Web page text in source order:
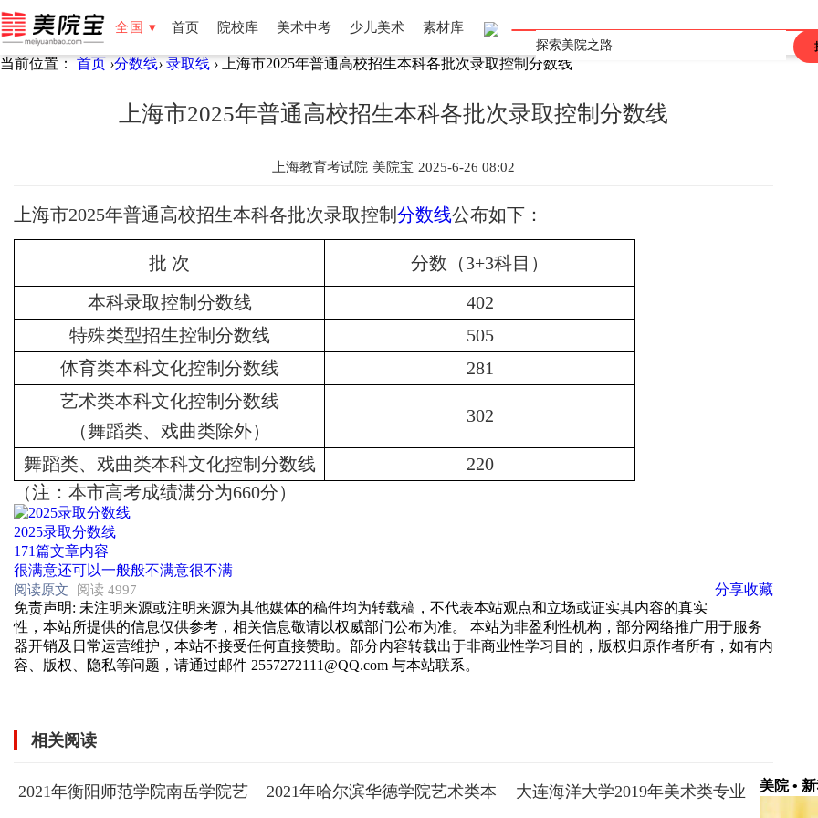
全国 ▾
全国 北京 天津 上海 重庆 辽宁 吉林
云南
新疆 宁夏 西藏 香港 澳门 台湾
首页 院校库 美术中考 少儿美术 素材库
当前位置： 首页 ›分数线› 录取线 › 上海市2025年普通高校招生本科各批次录取控制分数线
上海市2025年普通高校招生本科各批次录取控制分数线
上海教育考试院 美院宝 2025-6-26 08:02
上海市2025年普通高校招生本科各批次录取控制 分数线公布如下：
批 次 分数（3+3科目）
本科录取控制分数线
402
特殊类型招生控制分数线
505
体育类本科文化控制分数线
281
艺术类本科文化控制分数线
（舞蹈类、戏曲类除外）
302
舞蹈类、戏曲类本科文化控制分数线
220
（注：本市高考成绩满分为660分）
2025录取分数线
171篇文章内容
很满意还可以一般般不满意很不满
阅读原文 阅读 4997 收藏
分享
免责声明: 未注明来源或注明来源为其他媒体的稿件均为转载稿，不代表本站观点和立场或证实其内容的真实
性，本站所提供的信息仅供参考，相关信息敬请以权威部门公布为准。 本站为非盈利性机构，部分网络推广用于服务
器开销及日常运营维护，本站不接受任何直接赞助。部分内容转载出于非商业性学习目的，版权归原作者所有，如有内
容、版权、隐私等问题，请通过邮件 2557272111@QQ.com 与本站联系。
相关阅读
2021年衡阳师范学院南岳学院艺
2021年哈尔滨华德学院艺术类本
大连海洋大学2019年美术类专业
美院 •